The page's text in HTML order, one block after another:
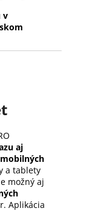
v
aj
a tablety
možný aj
Aplikácia